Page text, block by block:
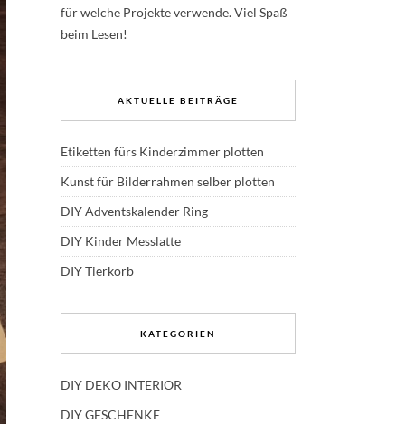
für welche Projekte verwende. Viel Spaß
beim Lesen!
AKTUELLE BEITRÄGE
Etiketten fürs Kinderzimmer plotten
Kunst für Bilderrahmen selber plotten
DIY Adventskalender Ring
DIY Kinder Messlatte
DIY Tierkorb
KATEGORIEN
DIY DEKO INTERIOR
DIY GESCHENKE